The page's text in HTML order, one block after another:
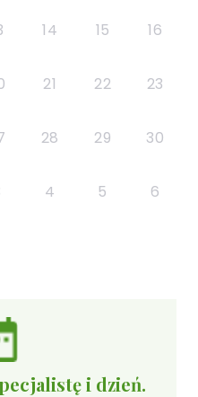
14 15 16
21 22 23
28 29 30
4 5 6
i dzień.